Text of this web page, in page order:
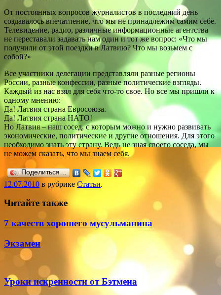
От постоянных вопросов журналистов в последний день
создавалось впечатление, что мы не принадлежим самим себе.
Телевидение, радио, различные информационные агентства
не переставали задавать нам один и тот же вопрос: «Что мы
получили от этой поездки в Латвию? Что мы возьмем с
собой?»
Все участники делегации представляли разные регионы
России, разные конфессии, разные политические взгляды.
Каждый из нас взял для себя что-то свое. Но все мы пришли к
одному мнению:
Да! Латвия страна Евросоюза.
Да! Латвия страна НАТО!
Но Латвия – наш сосед, с которым можно и нужно развивать
экономические, политические и другие отношения. Для этого
необходимо знать эту страну. Ведь не зная своего соседа, мы
не можем сказать, что мы знаем себя.
Поделиться…
12.07.2010 в рубрике Статьи.
Читайте также
7 качеств хорошего мусульманина
Экзамен
Уроки искренности от Бэтмена